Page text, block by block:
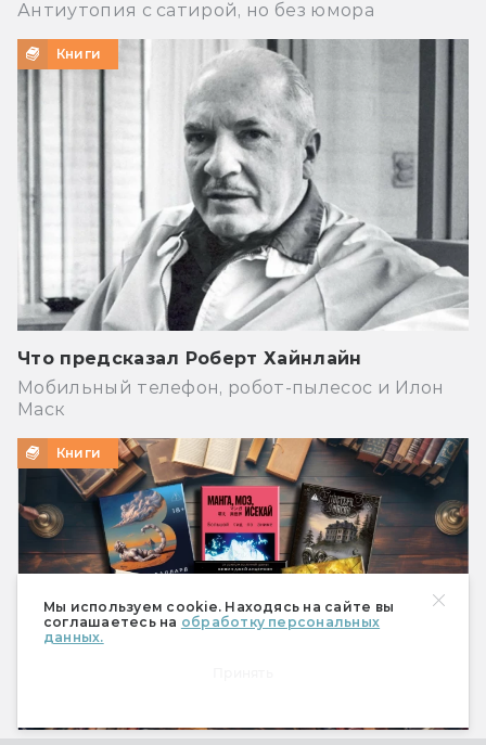
Мы используем cookie. Находясь на сайте вы
соглашаетесь на обработку персональных
данных.
Антиутопия с сатирой, но без юмора
Книги
Что предсказал Роберт Хайнлайн
Мобильный телефон, робот-пылесос и Илон
Маск
Книги